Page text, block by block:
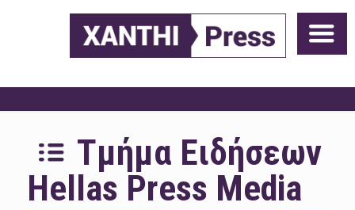
Τμήμα Ειδήσεων
Hellas Press Media